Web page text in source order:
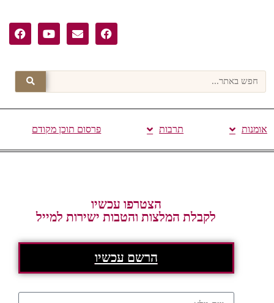
אומנות תרבות פרסום תוכן מקודם
הצטרפו עכשיו
לקבלת המלצות והטבות ישירות למייל
הרשם עכשיו